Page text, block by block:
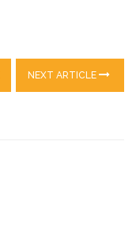
NEXT ARTICLE